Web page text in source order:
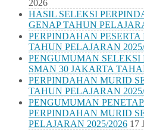
2026
HASIL SELEKSI
GENAP TAHUN
PERPINDAHAN
TAHUN PELAJARAN
PENGUMUMAN
SMAN 30 JAKARTA
PERPINDAHAN MURID
TAHUN PELAJARAN
PENGUMUMAN
PERPINDAHAN MURID
PELAJARAN 2025/2026 17